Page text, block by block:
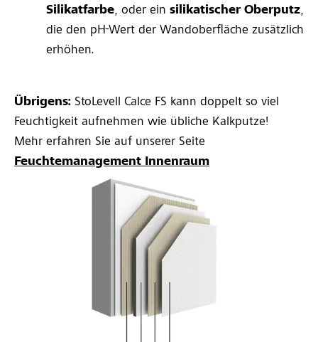
Silikatfarbe, oder ein silikatischer Oberputz,
die den pH-Wert der Wandoberfläche zusätzlich
erhöhen.
Übrigens: StoLevell Calce FS kann doppelt so viel
Feuchtigkeit aufnehmen wie übliche Kalkputze!
Mehr erfahren Sie auf unserer Seite
Feuchtemanagement Innenraum